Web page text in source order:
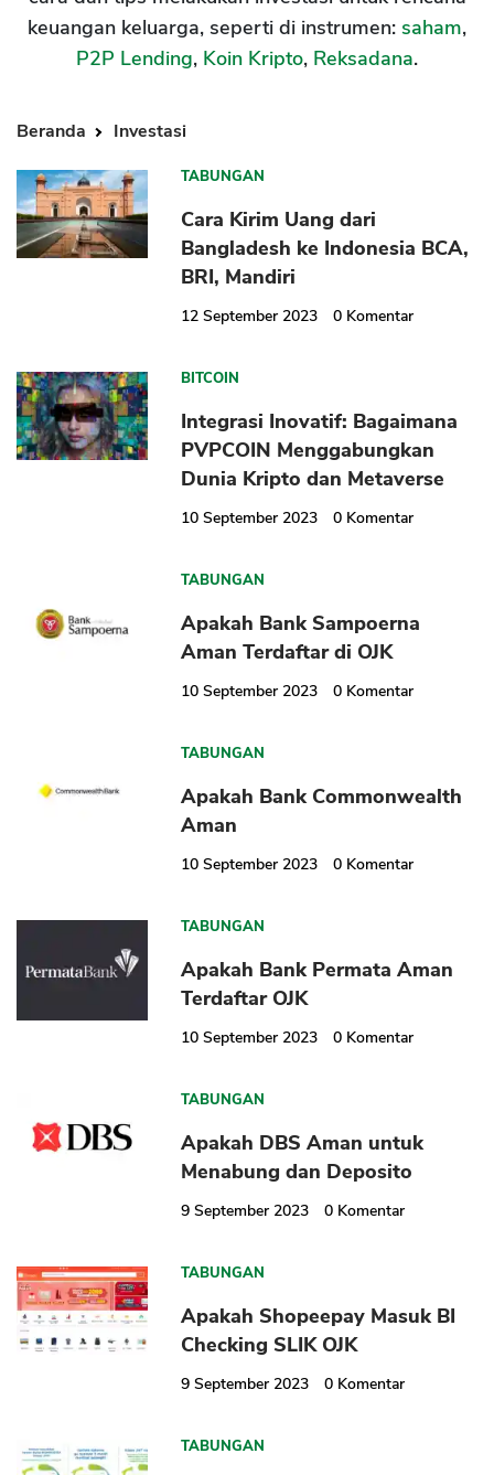
keuangan keluarga, seperti di instrumen: saham,
P2P Lending, Koin Kripto, Reksadana.
Beranda Investasi
TABUNGAN
Cara Kirim Uang dari
Bangladesh ke Indonesia BCA,
BRI, Mandiri
12 September 2023 0 Komentar
BITCOIN
Integrasi Inovatif: Bagaimana
PVPCOIN Menggabungkan
Dunia Kripto dan Metaverse
10 September 2023 0 Komentar
TABUNGAN
Apakah Bank Sampoerna
Aman Terdaftar di OJK
10 September 2023 0 Komentar
TABUNGAN
Apakah Bank Commonwealth
Aman
10 September 2023 0 Komentar
TABUNGAN
Apakah Bank Permata Aman
Terdaftar OJK
10 September 2023 0 Komentar
TABUNGAN
Apakah DBS Aman untuk
Menabung dan Deposito
9 September 2023 0 Komentar
TABUNGAN
Apakah Shopeepay Masuk BI
Checking SLIK OJK
9 September 2023 0 Komentar
TABUNGAN